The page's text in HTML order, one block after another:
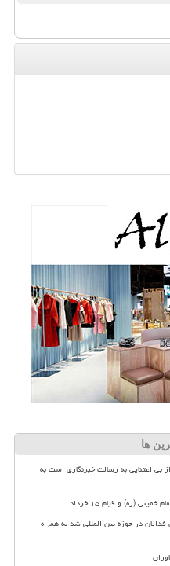
ها
بی اعتنایی به رسالت خبرنگاری است به
(ره) و قیام ۱۵ خرداد
در حوزه بین المللی شد به همراه